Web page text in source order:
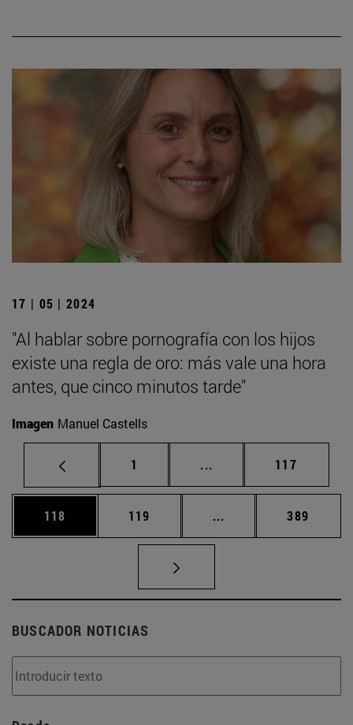
17 | 05 | 2024
"Al hablar sobre pornografía con los hijos
existe una regla de oro: más vale una hora
antes, que cinco minutos tarde"
Imagen Manuel Castells
Página
1 ... Páginas intermedias
Página
117
Página
118 Página
119 ... Páginas intermedias
Página
389
BUSCADOR NOTICIAS